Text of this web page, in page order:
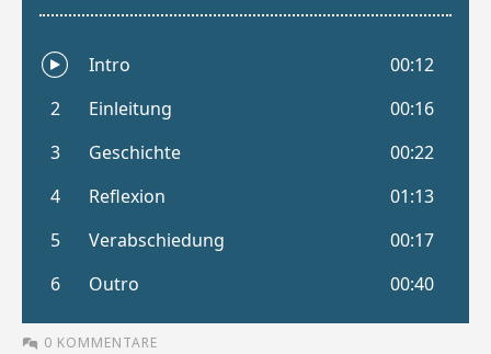
0 KOMMENTARE